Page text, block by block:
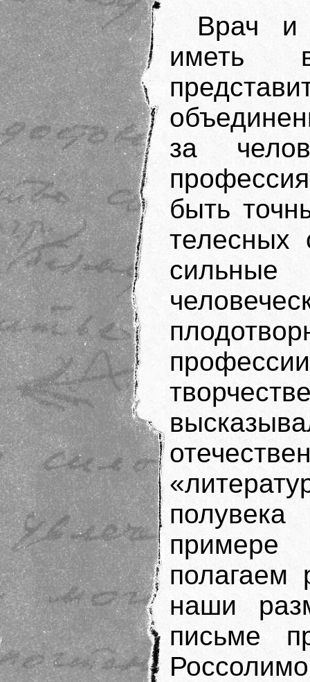
Врач и
иметь
за
быть
телесных
примере
полагаем
наши
письме